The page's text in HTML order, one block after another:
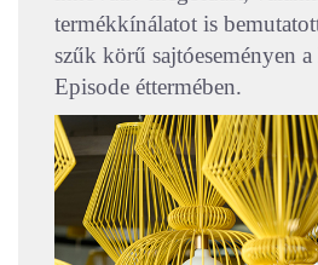
termékkínálatot is
szűk körű sajtóeseményen
Episode éttermében.